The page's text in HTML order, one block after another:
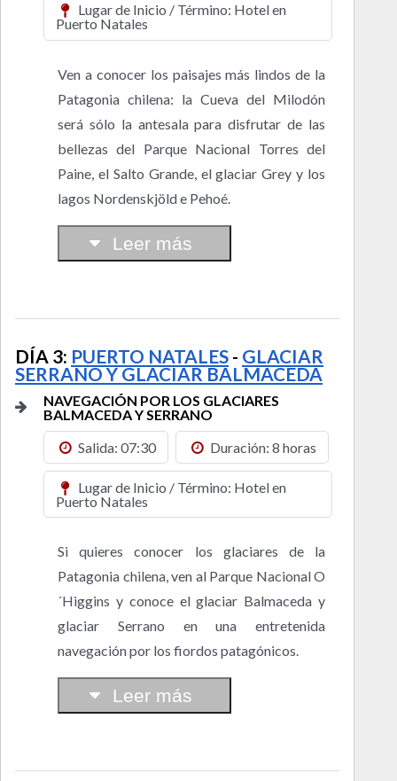
Lugar de Inicio / Término: Hotel en
Puerto Natales
Ven a conocer los paisajes más lindos de la
Patagonia chilena: la Cueva del Milodón
será sólo la antesala para disfrutar de las
bellezas del Parque Nacional Torres del
Paine, el Salto Grande, el glaciar Grey y los
lagos Nordenskjöld e Pehoé.
Leer más
DÍA 3: PUERTO NATALES - GLACIAR
SERRANO Y GLACIAR BALMACEDA
NAVEGACIÓN POR LOS GLACIARES
BALMACEDA Y SERRANO
Salida: 07:30
Duración: 8 horas
Lugar de Inicio / Término: Hotel en
Puerto Natales
Si quieres conocer los glaciares de la
Patagonia chilena, ven al Parque Nacional O
´Higgins y conoce el glaciar Balmaceda y
glaciar Serrano en una entretenida
navegación por los fiordos patagónicos.
Leer más